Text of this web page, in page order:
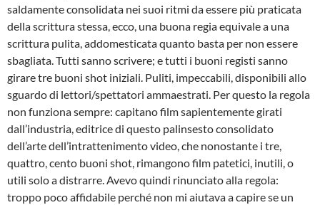
saldamente consolidata nei suoi ritmi da essere più praticata
della scrittura stessa, ecco, una buona regia equivale a una
scrittura pulita, addomesticata quanto basta per non essere
sbagliata. Tutti sanno scrivere; e tutti i buoni registi sanno
girare tre buoni shot iniziali. Puliti, impeccabili, disponibili allo
sguardo di lettori/spettatori ammaestrati. Per questo la regola
non funziona sempre: capitano film sapientemente girati
dall’industria, editrice di questo palinsesto consolidato
dell’arte dell’intrattenimento video, che nonostante i tre,
quattro, cento buoni shot, rimangono film patetici, inutili, o
utili solo a distrarre. Avevo quindi rinunciato alla regola:
troppo poco affidabile perché non mi aiutava a capire se un